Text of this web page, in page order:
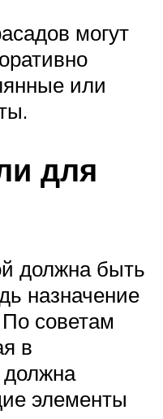
могут
или
для
должна быть
назначение
советам
в
элементы